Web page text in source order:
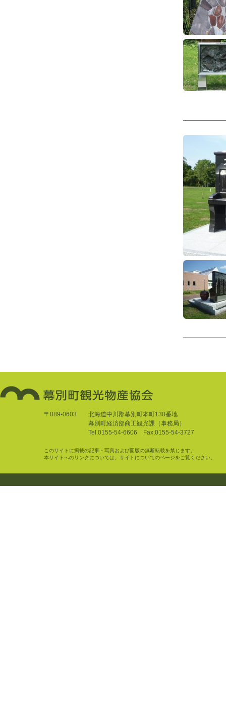
〒089-0603
北海道中川郡幕別町本町130番地
幕別町経済部商工観光課（事務局）
Tel.0155-54-6606 Fax.0155-54-3727
このサイトに掲載の記事・写真および図版の無断転載を禁じます。
本サイトへのリンクについては、サイトについてのページをご覧ください。